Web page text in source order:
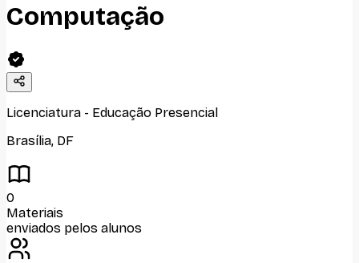
Computação
Licenciatura - Educação Presencial
Brasília, DF
0
Materiais
enviados pelos alunos